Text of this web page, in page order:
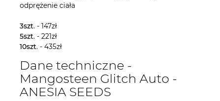
odprężenie ciała
3szt. - 147zł
5szt. - 221zł
10szt. - 435zł
Dane techniczne -
Mangosteen Glitch Auto -
ANESIA SEEDS